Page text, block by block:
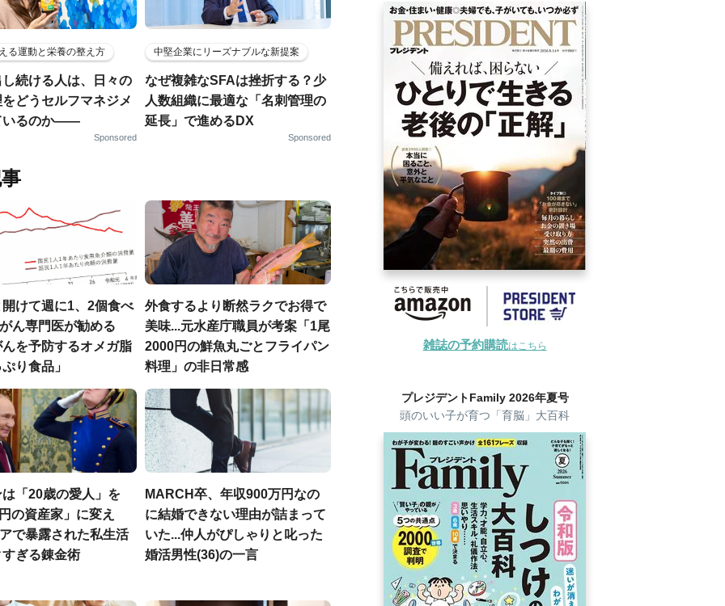
る運動と栄養の整え方
続ける人は、日々の
どうセルフマネジメ
いるのか——
Sponsored
中堅企業にリーズナブルな新提案
なぜ複雑なSFAは挫折する？少
人数組織に最適な「名刺管理の
延長」で進めるDX
Sponsored
けて週に1、2個食べ
ん専門医が勧める
を予防するオメガ脂
り食品」
外食するより断然ラクでお得で
美味...元水産庁職員が考案「1尾
2000円の鮮魚丸ごとフライパン
料理」の非日常感
「20歳の愛人」を
の資産家」に変え
で暴露された私生活
ぎる錬金術
MARCH卒、年収900万円なの
に結婚できない理由が詰まって
いた...仲人がぴしゃりと叱った
婚活男性(36)の一言
雑誌の予約購読はこちら
プレジデントFamily 2026年夏号
頭のいい子が育つ「育脳」大百科